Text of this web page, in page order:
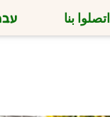
اتصلوا بنا